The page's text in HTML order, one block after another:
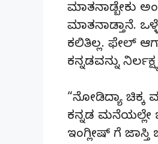
ಮಾತನಾಡ್ಬೇಕು
ಮಾತನಾಡ್ತಾನೆ.
ಕಲಿತಿಲ್ಲ. ಫೇಲ್
ಕನ್ನಡವನ್ನು
“ನೋಡಿದ್ಯಾ ಚಿಕ್ಕ
ಕನ್ನಡ ಮನೆಯಲ್ಲೇ
ಇಂಗ್ಲೀಷ್ ಗೆ ಜಾಸ್ತಿ